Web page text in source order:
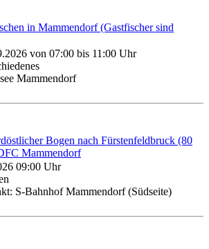
in Mammendorf (Gastfischer sind
von 07:00 bis 11:00 Uhr
Mammendorf
Bogen nach Fürstenfeldbruck (80
Mammendorf
09:00 Uhr
S-Bahnhof Mammendorf (Südseite)